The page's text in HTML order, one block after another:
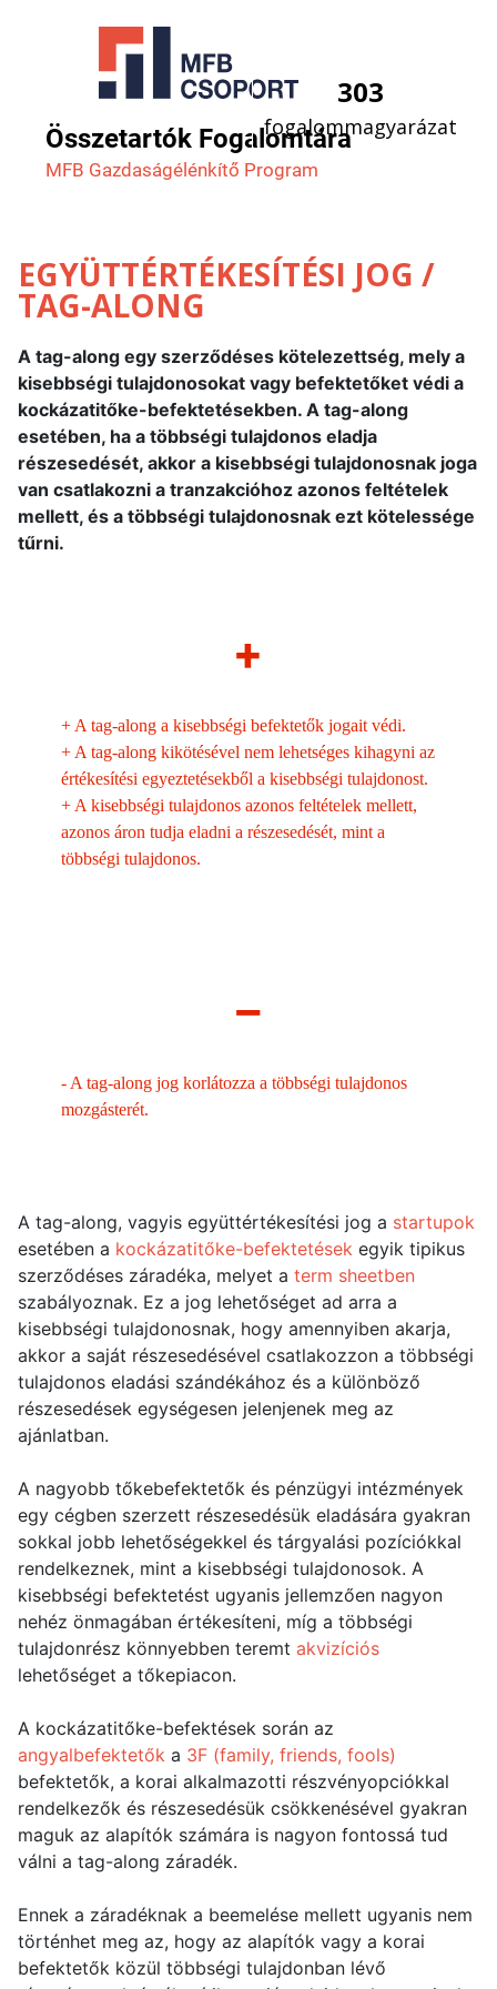
Összetartók Fogalomtára
MFB Gazdaság­élénkítő Program
303
fogalommagyarázat
EGYÜTTÉRTÉKESÍTÉSI JOG /
TAG-ALONG
A tag-along egy szerződéses kötelezettség, mely a
kisebbségi tulajdonosokat vagy befektetőket védi a
kockázatitőke-befektetésekben. A tag-along
esetében, ha a többségi tulajdonos eladja
részesedését, akkor a kisebbségi tulajdonosnak joga
van csatlakozni a tranzakcióhoz azonos feltételek
mellett, és a többségi tulajdonosnak ezt kötelessége
tűrni.
+
+A tag-along a kisebbségi befektetők jogait védi.
+A tag-along kikötésével nem lehetséges kihagyni az
értékesítési egyeztetésekből a kisebbségi tulajdonost.
+A kisebbségi tulajdonos azonos feltételek mellett,
azonos áron tudja eladni a részesedését, mint a
többségi tulajdonos.
–
-A tag-along jog korlátozza a többségi tulajdonos
mozgásterét.
A tag-along, vagyis együttértékesítési jog a startupok
esetében a kockázatitőke-befektetések egyik tipikus
szerződéses záradéka, melyet a term sheetben
szabályoznak. Ez a jog lehetőséget ad arra a
kisebbségi tulajdonosnak, hogy amennyiben akarja,
akkor a saját részesedésével csatlakozzon a többségi
tulajdonos eladási szándékához és a különböző
részesedések egységesen jelenjenek meg az
ajánlatban.
A nagyobb tőkebefektetők és pénzügyi intézmények
egy cégben szerzett részesedésük eladására gyakran
sokkal jobb lehetőségekkel és tárgyalási pozíciókkal
rendelkeznek, mint a kisebbségi tulajdonosok. A
kisebbségi befektetést ugyanis jellemzően nagyon
nehéz önmagában értékesíteni, míg a többségi
tulajdonrész könnyebben teremt akvizíciós
lehetőséget a tőkepiacon.
A kockázatitőke-befektések során az
angyalbefektetők a 3F (family, friends, fools)
befektetők, a korai alkalmazotti részvényopciókkal
rendelkezők és részesedésük csökkenésével gyakran
maguk az alapítók számára is nagyon fontossá tud
válni a tag-along záradék.
Ennek a záradéknak a beemelése mellett ugyanis nem
történhet meg az, hogy az alapítók vagy a korai
befektetők közül többségi tulajdonban lévő